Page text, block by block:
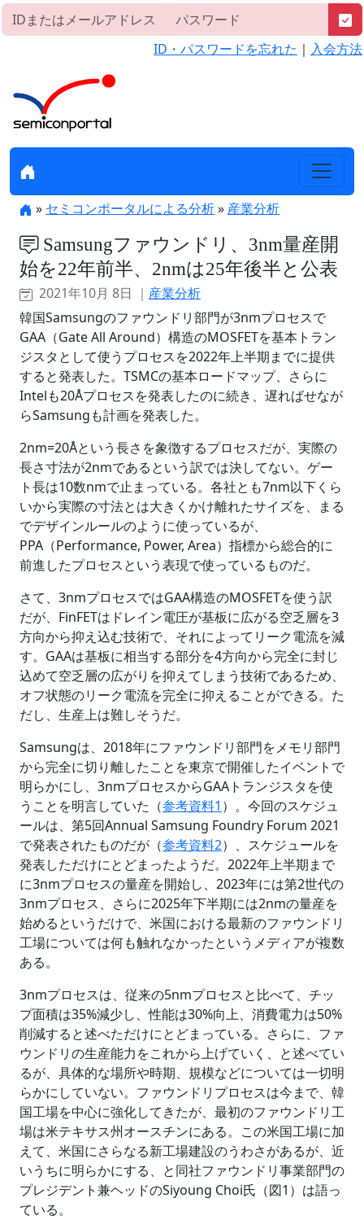
ID・パスワードを忘れた ｜ 入会方法
» セミコンポータルによる分析» 産業分析
Samsungファウンドリ、3nm量産開
始を22年前半、2nmは25年後半と公表
2021年10月 8日 ｜ 産業分析
韓国Samsungのファウンドリ部門が3nmプロセスで
GAA（Gate All Around）構造のMOSFETを基本トラン
ジスタとして使うプロセスを2022年上半期までに提供
すると発表した。TSMCの基本ロードマップ、さらに
Intelも20Åプロセスを発表したのに続き、遅ればせなが
らSamsungも計画を発表した。
2nm=20Åという長さを象徴するプロセスだが、実際の
長さ寸法が2nmであるという訳では決してない。ゲー
ト長は10数nmで止まっている。各社とも7nm以下くら
いから実際の寸法とは大きくかけ離れたサイズを、まる
でデザインルールのように使っているが、
PPA（Performance, Power, Area）指標から総合的に
前進したプロセスという表現で使っているものだ。
さて、3nmプロセスではGAA構造のMOSFETを使う訳
だが、FinFETはドレイン電圧が基板に広がる空乏層を3
方向から抑え込む技術で、それによってリーク電流を減
す。GAAは基板に相当する部分を4方向から完全に封じ
込めて空乏層の広がりを抑えてしまう技術であるため、
オフ状態のリーク電流を完全に抑えることができる。た
だし、生産上は難しそうだ。
Samsungは、2018年にファウンドリ部門をメモリ部門
から完全に切り離したことを東京で開催したイベントで
明らかにし、3nmプロセスからGAAトランジスタを使
うことを明言していた（参考資料1 ）。今回のスケジュ
ールは、第5回Annual Samsung Foundry Forum 2021
で発表されたものだが（参考資料2）、スケジュールを
発表しただけにとどまったようだ。2022年上半期まで
に3nmプロセスの量産を開始し、2023年には第2世代の
3nmプロセス、さらに2025年下半期には2nmの量産を
始めるというだけで、米国における最新のファウンドリ
工場については何も触れなかったというメディアが複数
ある。
3nmプロセスは、従来の5nmプロセスと比べて、チッ
プ面積は35%減少し、性能は30%向上、消費電力は50%
削減すると述べただけにとどまっている。さらに、ファ
ウンドリの生産能力をこれから上げていく、と述べてい
るが、具体的な場所や時期、規模などについては一切明
らかにしていない。ファウンドリプロセスは今まで、韓
国工場を中心に強化してきたが、最初のファウンドリ工
場は米テキサス州オースチンにある。この米国工場に加
えて、米国にさらなる新工場建設のうわさがあるが、近
いうちに明らかにする、と同社ファウンドリ事業部門の
プレジデント兼ヘッドのSiyoung Choi氏（図1）は語っ
ている。